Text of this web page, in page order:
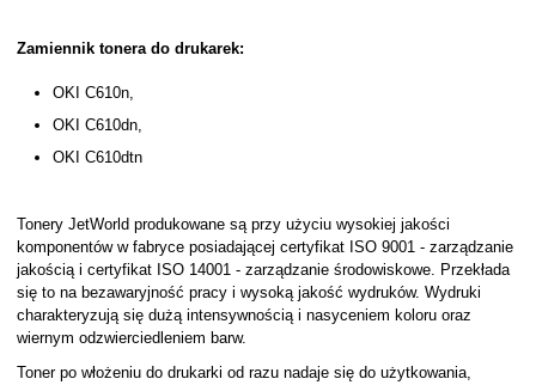
Zamiennik tonera do drukarek:
OKI C610n,
OKI C610dn,
OKI C610dtn
Tonery JetWorld produkowane są przy użyciu wysokiej jakości
komponentów w fabryce posiadającej certyfikat ISO 9001 - zarządzanie
jakością i certyfikat ISO 14001 - zarządzanie środowiskowe. Przekłada
się to na bezawaryjność pracy i wysoką jakość wydruków. Wydruki
charakteryzują się dużą intensywnością i nasyceniem koloru oraz
wiernym odzwierciedleniem barw.
Toner po włożeniu do drukarki od razu nadaje się do użytkowania,